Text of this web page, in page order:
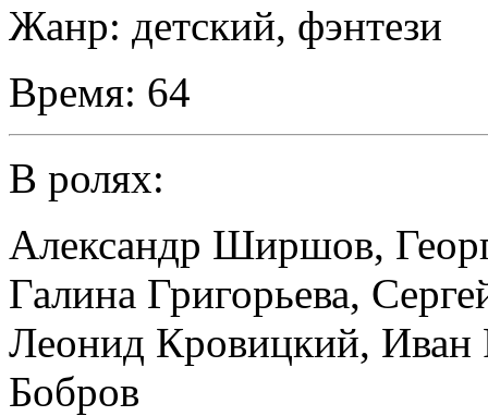
Жанр: детский, фэнтези
Время: 64
В ролях:
Александр Ширшов,
Галина Григорьева,
Леонид Кровицкий, Иван
Бобров